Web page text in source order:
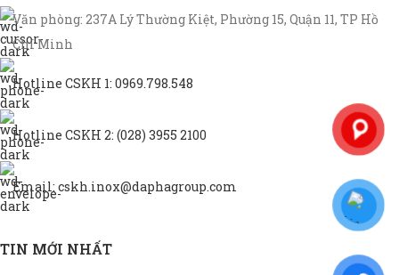
Văn phòng: 237A Lý Thường Kiệt, Phường 15, Quận 11, TP Hồ
Chí Minh
Hotline CSKH 1: 0969.798.548
Hotline CSKH 2: (028) 3955 2100
Email: cskh.inox@daphagroup.com
TIN MỚI NHẤT